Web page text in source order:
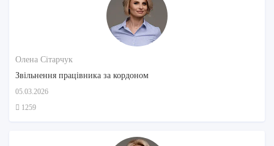
Олена Сітарчук
Звільнення працівника за кордоном
05.03.2026
1259